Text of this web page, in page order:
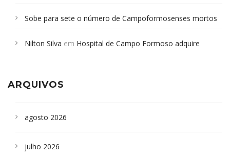
Sobe para sete o número de Campoformosenses mortos
Campoformosenses que morreram em desabamentos são
Nilton Silva em Hospital de Campo Formoso adquire
ARQUIVOS
agosto 2026
julho 2026